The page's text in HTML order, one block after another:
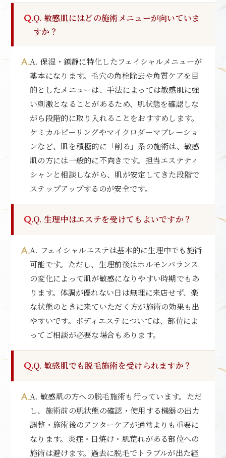
Q. 敏感肌にはどの施術メニューが向いていま
すか？
A. 保湿・鎮静に特化したフェイシャルメニューが
基本になります。毛穴の角栓除去や角質ケアを目
的としたメニューは、手法によっては敏感肌に強
い刺激となることがあるため、肌状態を確認しな
がら段階的に取り入れることをおすすめします。
ケミカルピーリングやマイクロダーマブレーショ
ンなど、肌を積極的に「削る」系の施術は、敏感
肌の方には一般的に不向きです。担当エステティ
シャンと相談しながら、肌が安定してきた段階で
ステップアップするのが安全です。
Q. 生理中はエステを受けてもよいですか？
A. フェイシャルエステは基本的に生理中でも施術
可能です。ただし、生理前後はホルモンバランス
の変化によって肌が敏感になりやすい時期でもあ
ります。体調が優れない日は無理に来店せず、楽
な状態のときに来ていただく方が施術の効果も出
やすいです。ボディエステについては、部位によ
ってご相談が必要な場合もあります。
Q. 敏感肌でも脱毛施術を受けられますか？
A. 敏感肌の方への脱毛施術も行っています。ただ
し、施術前の肌状態の確認・使用する機器の出力
調整・施術後のアフターケアが通常よりも重要に
なります。炎症・日焼け・肌荒れがある部位への
施術は避けます。過去に脱毛でトラブルが出た経